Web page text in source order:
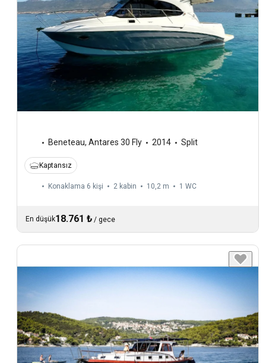
Beneteau, Antares 30 Fly 2014 Split
Kaptansız
Konaklama 6 kişi 2 kabin 10,2 m 1 WC
En düşük18.761 ₺ / gece